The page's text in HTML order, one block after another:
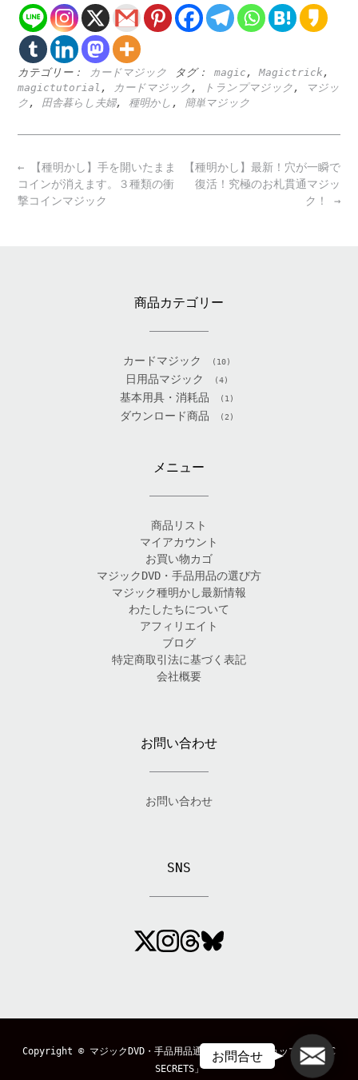
カテゴリー： カードマジック タグ： magic , Magictrick ,
magictutorial , カードマジック , トランプマジック ,
マジッ
ク , 田舎暮らし夫婦, 種明かし , 簡単マジック
Post
navigation
【種明かし】最新！穴が一瞬で
復活！究極のお札貫通マジッ
ク！ →
← 【種明かし】手を開いたまま
コインが消えます。３種類の衝
撃コインマジック
商品カテゴリー
カードマジック (10)
日用品マジック (4)
基本用具・消耗品 (1)
ダウンロード商品 (2)
メニュー
商品リスト
マイアカウント
お買い物カゴ
マジックDVD・手品用品の選び方
マジック種明かし最新情報
わたしたちについて
アフィリエイト
ブログ
特定商取引法に基づく表記
会社概要
お問い合わせ
お問い合わせ
SNS
Copyright © マジックDVD・手品用品通販のマジックショップ「MAGIC
SECRETS」
メール
お問合せ